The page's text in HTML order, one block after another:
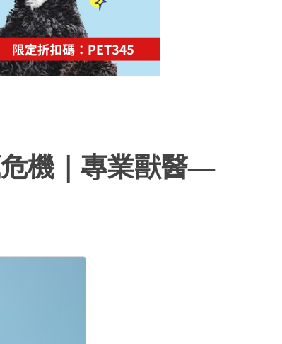
危機｜專業獸醫—